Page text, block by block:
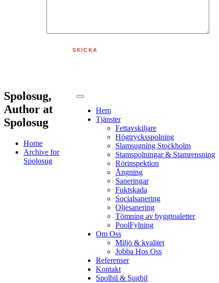
Hem
Tjänster
Fettavskiljare
Högtrycksspolning
Slamsugning Stockholm
Stamspolningar & Stamrensning
Rörinspektion
Ångning
Saneringar
Fuktskada
Socialsanering
Oljesanering
Tömning av byggtoaletter
PoolFylning
Om Oss
Miljö & kvalitet
Jobba Hos Oss
Referenser
Kontakt
Spolbil & Sugbil
Spolosug,
Author at
Spolosug
Home
Archive for
Spolosug